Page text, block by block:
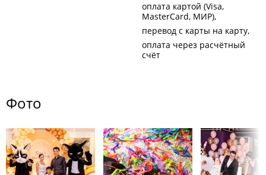
оплата картой (Visa,
MasterCard, МИР)
перевод с карты на карту
оплата через расчётный
счёт
Фото